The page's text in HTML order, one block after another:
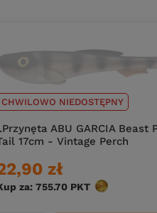
CHWILOWO NIEDOSTĘPNY
ABU GARCIA Beast
17cm - Vintage Perch
zł
za: 755.70 PKT punktów